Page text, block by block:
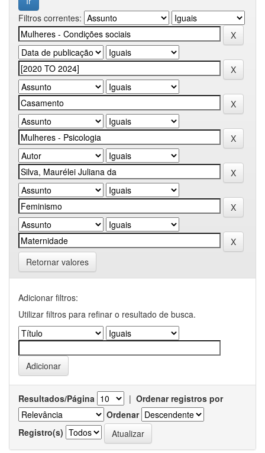
Filtros correntes:
Retornar valores
Adicionar filtros:
Utilizar filtros para refinar o resultado de busca.
Resultados/Página | Ordenar registros por
Ordenar
Registro(s)